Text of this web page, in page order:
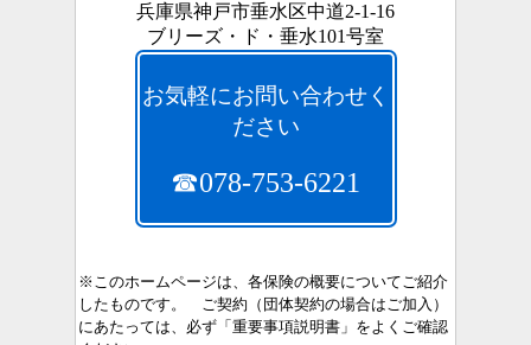
兵庫県神戸市垂水区中道2-1-16
ブリーズ・ド・垂水101号室
お気軽にお問い合わせく
ださい
☎078-753-6221
※このホームページは、各保険の概要についてご紹介
したものです。 ご契約（団体契約の場合はご加入）
にあたっては、必ず「重要事項説明書」をよくご確認